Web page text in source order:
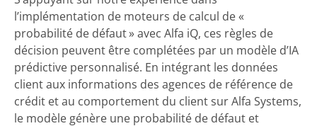
l’implémentation de moteurs de calcul de «
probabilité de défaut » avec Alfa iQ, ces règles de
décision peuvent être complétées par un modèle d’IA
prédictive personnalisé. En intégrant les données
client aux informations des agences de référence de
crédit et au comportement du client sur Alfa Systems,
le modèle génère une probabilité de défaut et